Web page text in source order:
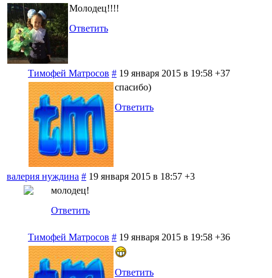
Молодец!!!!
Ответить
Тимофей Матросов # 19 января 2015 в 19:58 +37
спасибо)
Ответить
валерия нуждина # 19 января 2015 в 18:57 +3
молодец!
Ответить
Тимофей Матросов # 19 января 2015 в 19:58 +36
Ответить